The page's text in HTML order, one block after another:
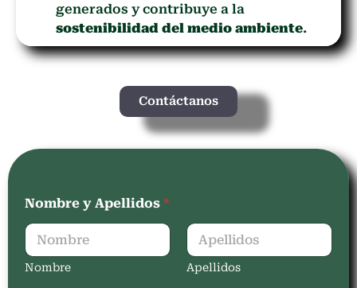
generados y contribuye a la
sostenibilidad del medio ambiente.
Contáctanos
Nombre y Apellidos *
Nombre Apellidos